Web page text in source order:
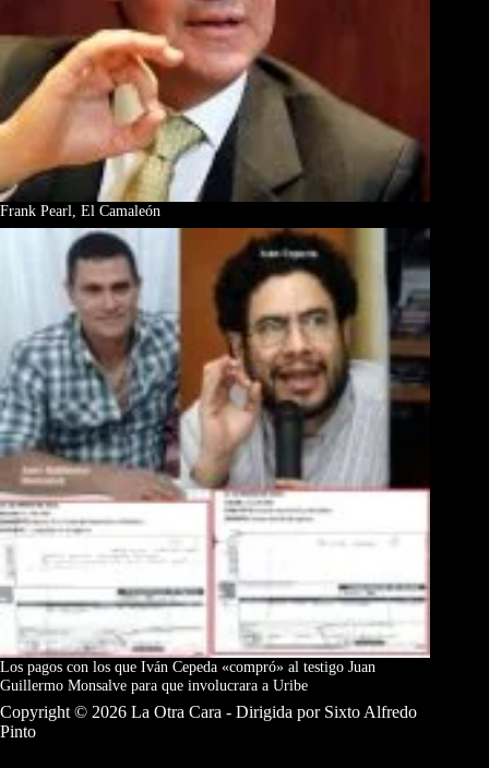
Frank Pearl, El Camaleón
Los pagos con los que Iván Cepeda «compró» al testigo Juan
Guillermo Monsalve para que involucrara a Uribe
Copyright © 2026 La Otra Cara - Dirigida por Sixto Alfredo
Pinto